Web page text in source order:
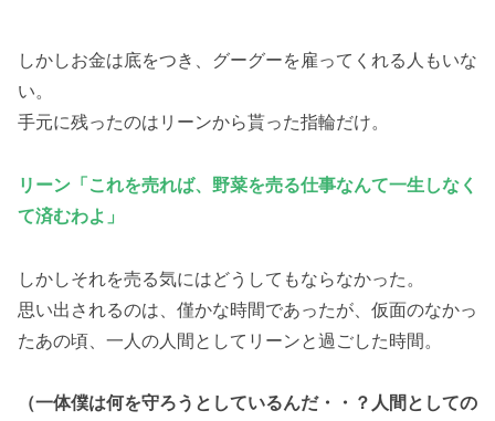
しかしお金は底をつき、グーグーを雇ってくれる人もいな
い。
手元に残ったのはリーンから貰った指輪だけ。
リーン「これを売れば、野菜を売る仕事なんて一生しなく
て済むわよ」
しかしそれを売る気にはどうしてもならなかった。
思い出されるのは、僅かな時間であったが、仮面のなかっ
たあの頃、一人の人間としてリーンと過ごした時間。
（一体僕は何を守ろうとしているんだ・・？人間としての